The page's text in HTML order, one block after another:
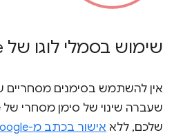
שימוש בסמלי לוגו של Google
שלכם, ללא אישור בכתב מ-Google